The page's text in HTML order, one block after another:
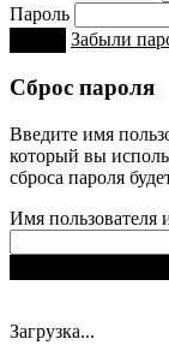
Пароль
Забыли
Сброс пароля
Введите имя
который вы
сброса пароля
Имя пользователя
Загрузка...